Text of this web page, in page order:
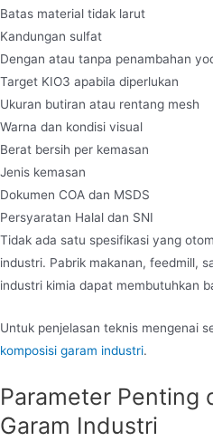
Batas material tidak larut
Kandungan sulfat
Dengan atau tanpa penambahan
Target KIO3 apabila diperlukan
Ukuran butiran atau rentang mesh
Warna dan kondisi visual
Berat bersih per kemasan
Jenis kemasan
Dokumen COA dan MSDS
Persyaratan Halal dan SNI
Tidak ada satu spesifikasi yang
industri. Pabrik makanan, feedmill,
industri kimia dapat membutuhkan
Untuk penjelasan teknis mengenai
komposisi garam industri.
Parameter Penting
Garam Industri